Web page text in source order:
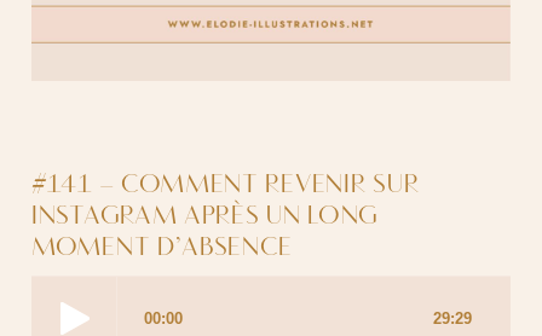
#141 – COMMENT REVENIR SUR
INSTAGRAM APRÈS UN LONG
MOMENT D’ABSENCE